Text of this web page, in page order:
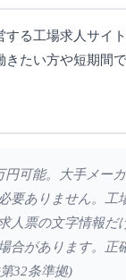
る工場求人サイ
たい方や短期間
円可能。大手メ
要ありません。
人票の文字情報
があります。正
32条準拠)